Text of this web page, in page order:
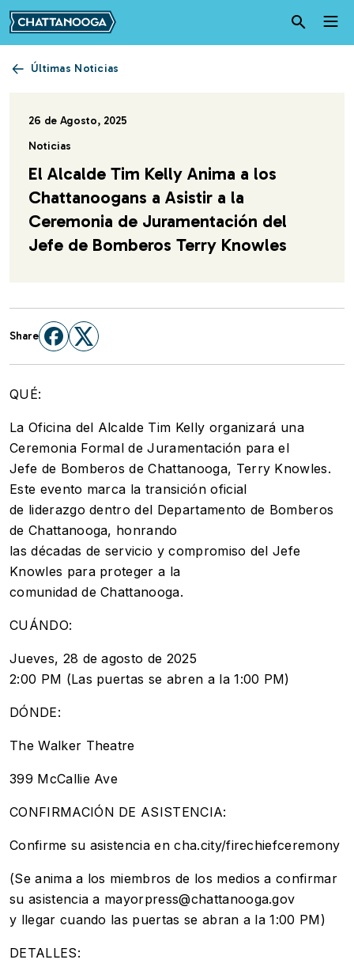
Pasar al contenido principal
Últimas Noticias
26 de Agosto, 2025
Noticias
El Alcalde Tim Kelly Anima a los
Chattanoogans a Asistir a la
Ceremonia de Juramentación del
Jefe de Bomberos Terry Knowles
Share
QUÉ:
La Oficina del Alcalde Tim Kelly organizará una
Ceremonia Formal de Juramentación para el
Jefe de Bomberos de Chattanooga, Terry Knowles.
Este evento marca la transición oficial
de liderazgo dentro del Departamento de Bomberos
de Chattanooga, honrando
las décadas de servicio y compromiso del Jefe
Knowles para proteger a la
comunidad de Chattanooga.
CUÁNDO:
Jueves, 28 de agosto de 2025
2:00 PM (Las puertas se abren a la 1:00 PM)
DÓNDE:
The Walker Theatre
399 McCallie Ave
CONFIRMACIÓN DE ASISTENCIA:
Confirme su asistencia en cha.city/firechiefceremony
(Se anima a los miembros de los medios a confirmar
su asistencia a mayorpress@chattanooga.gov
y llegar cuando las puertas se abran a la 1:00 PM)
DETALLES: